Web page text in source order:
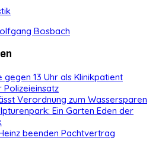
13 Uhr als Klinikpatient
Polizeieinsatz
Verordnung zum Wassersparen
Ein Garten Eden der
beenden Pachtvertrag